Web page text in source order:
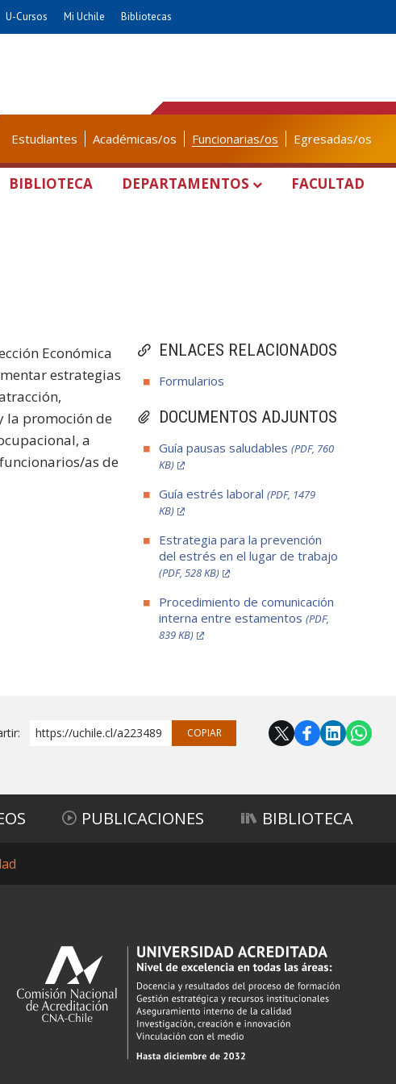
U-Cursos Mi Uchile Bibliotecas
Estudiantes Académicas/os Funcionarias/os Egresadas/os
BIBLIOTECA DEPARTAMENTOS FACULTAD
ENLACES RELACIONADOS
Formularios
DOCUMENTOS ADJUNTOS
Guía pausas saludables (PDF, 760
KB)
Guía estrés laboral (PDF, 1479
KB)
Estrategia para la prevención
del estrés en el lugar de trabajo
(PDF, 528 KB)
Procedimiento de comunicación
interna entre estamentos (PDF,
839 KB)
Económica
estrategias
la promoción de
a
as de
https://uchile.cl/a223489 COPIAR
PUBLICACIONES BIBLIOTECA